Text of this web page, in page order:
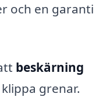
och en garanti
beskärning
grenar.